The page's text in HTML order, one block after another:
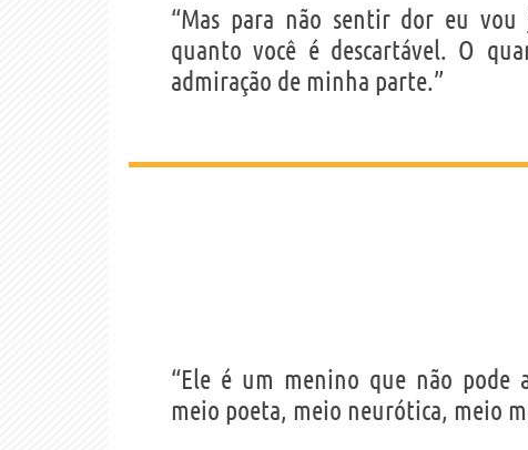
“Mas para não sentir dor eu
quanto você é descartável. O
admiração de minha parte.”
“Ele é um menino que não pode
meio poeta, meio neurótica, meio